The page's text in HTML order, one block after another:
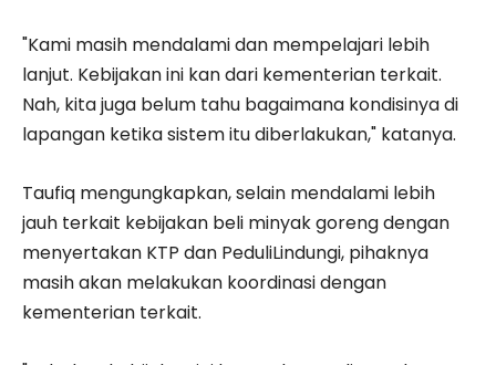
"Kami masih mendalami dan mempelajari lebih
lanjut. Kebijakan ini kan dari kementerian terkait.
Nah, kita juga belum tahu bagaimana kondisinya di
lapangan ketika sistem itu diberlakukan," katanya.
Taufiq mengungkapkan, selain mendalami lebih
jauh terkait kebijakan beli minyak goreng dengan
menyertakan KTP dan PeduliLindungi, pihaknya
masih akan melakukan koordinasi dengan
kementerian terkait.